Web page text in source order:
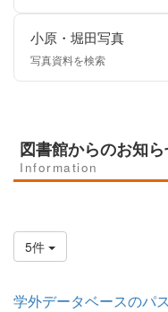
小原・堀田写真
写真資料を検索
図書館からのお知
Information
5件
学外データベースのパ